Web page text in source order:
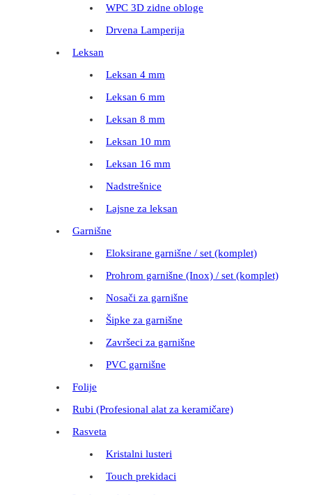
WPC 3D zidne obloge
Drvena Lamperija
Leksan
Leksan 4 mm
Leksan 6 mm
Leksan 8 mm
Leksan 10 mm
Leksan 16 mm
Nadstrešnice
Lajsne za leksan
Garnišne
Eloksirane garnišne / set (komplet)
Prohrom garnišne (Inox) / set (komplet)
Nosači za garnišne
Šipke za garnišne
Završeci za garnišne
PVC garnišne
Folije
Rubi (Profesional alat za keramičare)
Rasveta
Kristalni lusteri
Touch prekidaci